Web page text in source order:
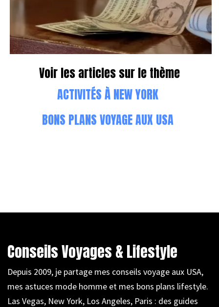
Voir les articles sur le thème
ACTIVITÉS À NEW YORK
BONS PLANS VOYAGE AUX USA
Conseils Voyages & Lifestyle
Depuis 2009, je partage mes conseils voyage aux USA,
mes astuces mode homme et mes bons plans lifestyle.
Las Vegas, New York, Los Angeles, Paris : des guides